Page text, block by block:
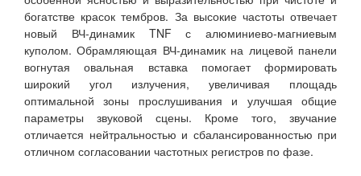
богатстве красок тембров. За высокие частоты отвечает
новый ВЧ-динамик TNF с алюминиево-магниевым
куполом. Обрамляющая ВЧ-динамик на лицевой панели
вогнутая овальная вставка помогает формировать
широкий угол излучения, увеличивая площадь
оптимальной зоны прослушивания и улучшая общие
параметры звуковой сцены. Кроме того, звучание
отличается нейтральностью и сбалансированностью при
отличном согласовании частотных регистров по фазе.